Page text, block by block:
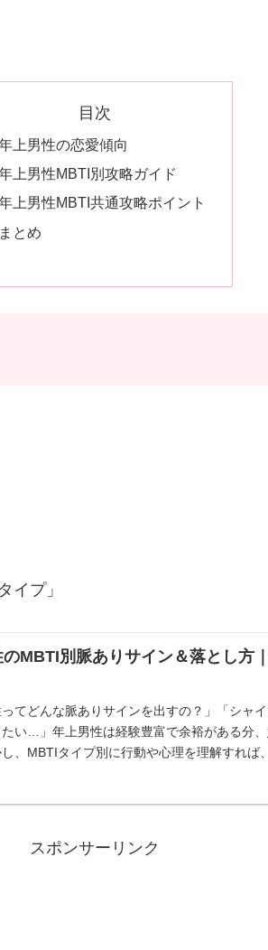
目次
上男性の恋愛傾向
上男性MBTI別攻略ガイド
上男性MBTI共通攻略ポイント
まとめ
イプ」
MBTI別脈ありサイン＆落とし方
ってどんな脈ありサインを出すの？」「シャ
い…」年上男性は経験豊富で余裕がある分
、MBTIタイプ別に行動や心理を理解すれば
スポンサーリンク